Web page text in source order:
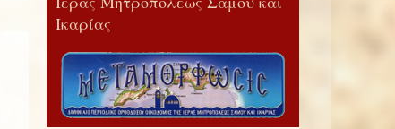
Ικαρίας